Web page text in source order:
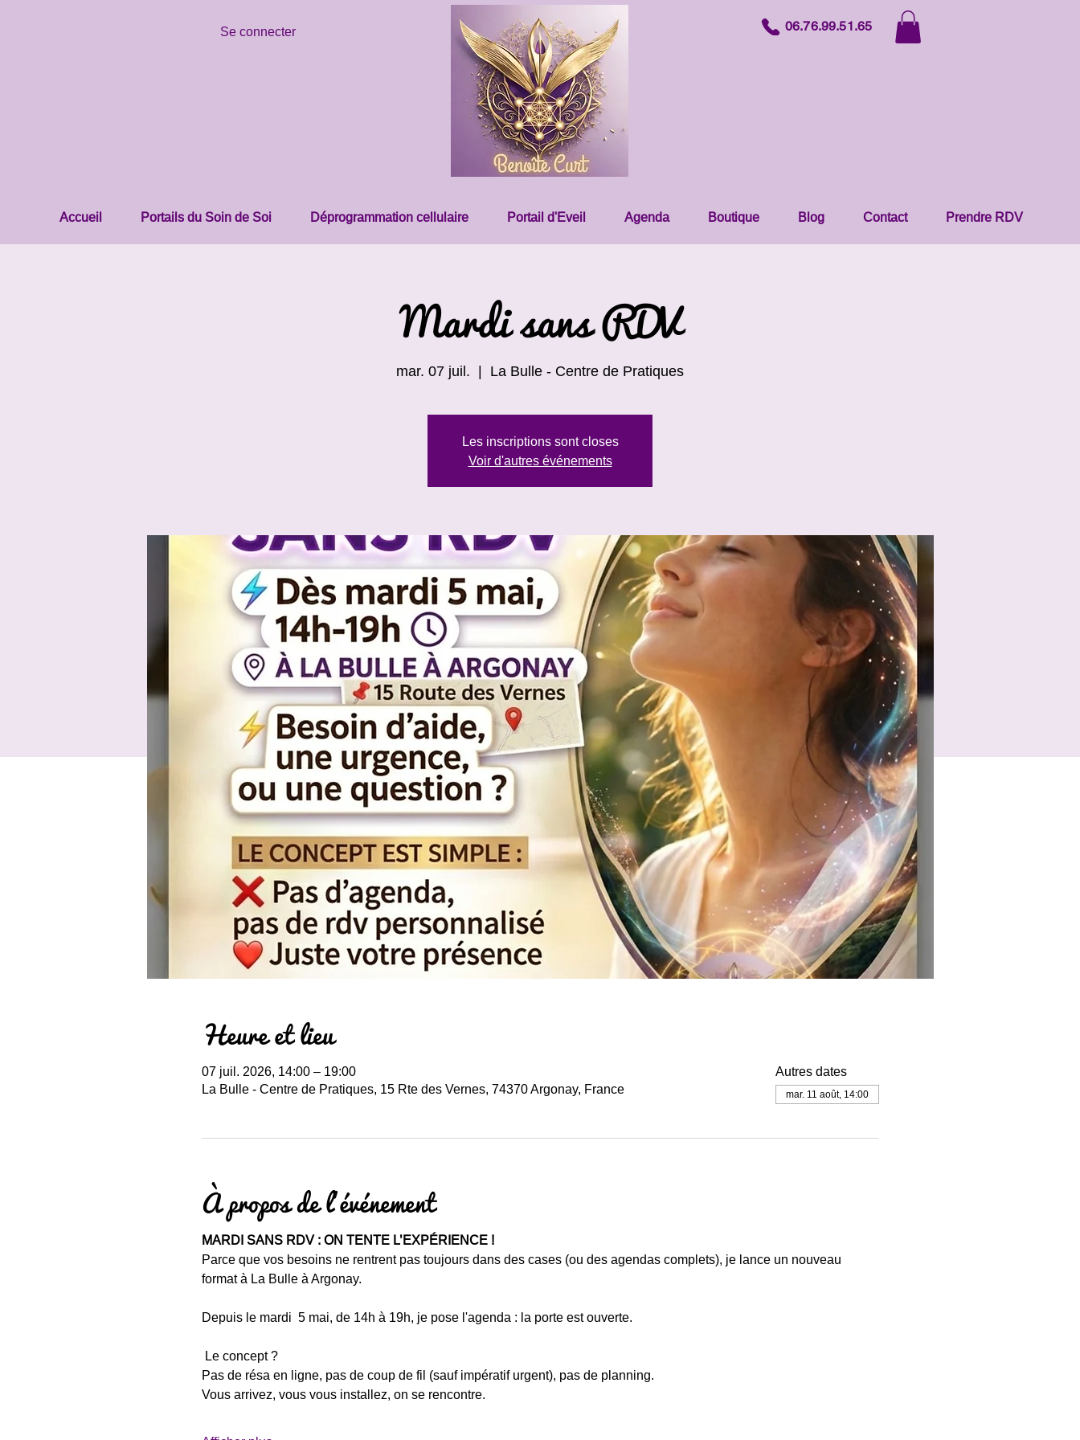
Se connecter 06.76.99.51.65
Accueil Portails du Soin de Soi Déprogrammation cellulaire Portail d'Eveil Agenda Boutique Blog Contact Prendre RDV
Mardi sans RDV
mar. 07 juil.
  |
La Bulle - Centre de Pratiques
Les inscriptions sont closes
Voir d'autres événements
Heure et lieu
07 juil. 2026, 14:00 – 19:00
La Bulle - Centre de Pratiques, 15 Rte des Vernes, 74370 Argonay, France
Autres dates
mar. 11 août, 14:00
À propos de l'événement
MARDI SANS RDV : ON TENTE L’EXPÉRIENCE !
Parce que vos besoins ne rentrent pas toujours dans des cases (ou des agendas complets), je lance un nouveau
format à La Bulle à Argonay.
Depuis le mardi  5 mai, de 14h à 19h, je pose l'agenda : la porte est ouverte.
Le concept ?
Pas de résa en ligne, pas de coup de fil (sauf impératif urgent), pas de planning.
Vous arrivez, vous vous installez, on se rencontre.